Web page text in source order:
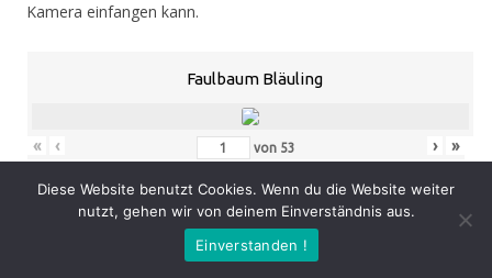
Kamera einfangen kann.
Faulbaum Bläuling
« ‹ von 53 › »
: Donnerstag 05.11.20, 19.00 Uhr
: 05.11. – 07.02.21, geöffnet Mo. – Do. 8.30 – 16.00 Uhr,
Diese Website benutzt Cookies. Wenn du die Website weiter
nutzt, gehen wir von deinem Einverständnis aus.
Einverstanden !